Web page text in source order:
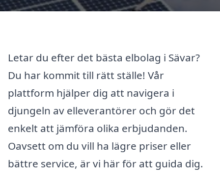
Letar du efter det bästa elbolag i Sävar?
Du har kommit till rätt ställe! Vår
plattform hjälper dig att navigera i
djungeln av elleverantörer och gör det
enkelt att jämföra olika erbjudanden.
Oavsett om du vill ha lägre priser eller
bättre service, är vi här för att guida dig.